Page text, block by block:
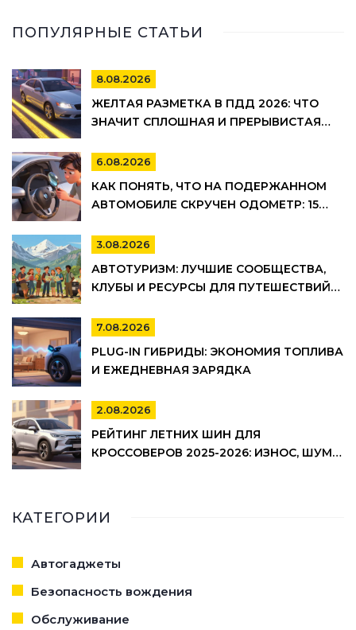
ПОПУЛЯРНЫЕ СТАТЬИ
8.08.2026
ЖЕЛТАЯ РАЗМЕТКА В ПДД 2026: ЧТО
ЗНАЧИТ СПЛОШНАЯ И ПРЕРЫВИСТАЯ
ШТРАФЫ
6.08.2026
КАК ПОНЯТЬ, ЧТО НА ПОДЕРЖАННОМ
АВТОМОБИЛЕ СКРУЧЕН ОДОМЕТР: 15
3.08.2026
АВТОТУРИЗМ: ЛУЧШИЕ СООБЩЕСТВА,
КЛУБЫ И РЕСУРСЫ ДЛЯ ПУТЕШЕСТВИЙ
7.08.2026
PLUG-IN ГИБРИДЫ: ЭКОНОМИЯ ТОПЛИВА
И ЕЖЕДНЕВНАЯ ЗАРЯДКА
2.08.2026
РЕЙТИНГ ЛЕТНИХ ШИН ДЛЯ
КРОССОВЕРОВ 2025-2026: ИЗНОС, ШУМ И
КАТЕГОРИИ
Автогаджеты
Безопасность вождения
Обслуживание